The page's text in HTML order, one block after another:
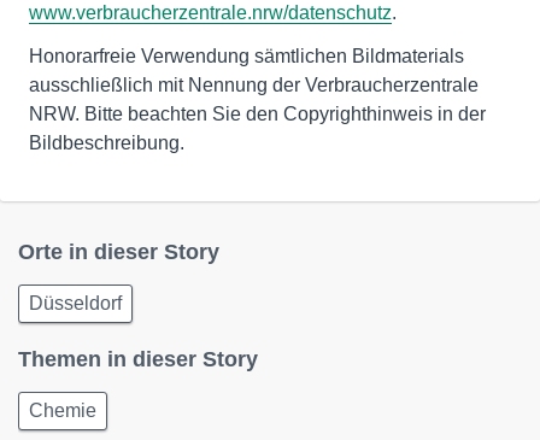
www.verbraucherzentrale.nrw/datenschutz.
Honorarfreie Verwendung sämtlichen Bildmaterials
ausschließlich mit Nennung der Verbraucherzentrale
NRW. Bitte beachten Sie den Copyrighthinweis in der
Bildbeschreibung.
Orte in dieser Story
Düsseldorf
Themen in dieser Story
Chemie